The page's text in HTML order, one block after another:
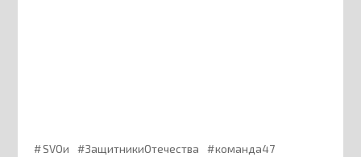
SVOи ЗащитникиОтечества
команда47